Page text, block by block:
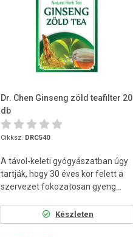
Dr. Chen Ginseng zöld teafilter 20
db
Cikksz. DRC540
A távol-keleti gyógyászatban úgy
tartják, hogy 30 éves kor felett a
szervezet fokozatosan gyeng...
Készleten